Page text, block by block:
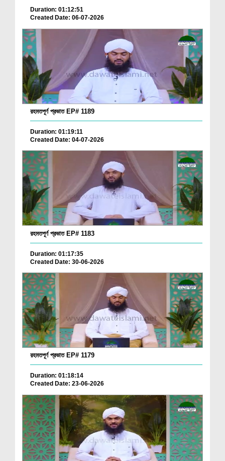
Duration: 01:12:51
Created Date: 06-07-2026
রহমতপূর্ণ প্রভাত EP# 1189
Duration: 01:19:11
Created Date: 04-07-2026
রহমতপূর্ণ প্রভাত EP# 1183
Duration: 01:17:35
Created Date: 30-06-2026
রহমতপূর্ণ প্রভাত EP# 1179
Duration: 01:18:14
Created Date: 23-06-2026